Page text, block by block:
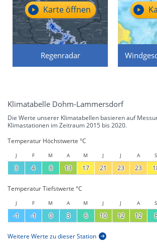
Regenradar
Karte öffnen
Klimatabelle Dohm-Lammersdorf
Die Werte unserer Klimatabellen basieren auf
Klimastationen im Zeitraum 2015 bis 2020.
Temperatur Höchstwerte °C
J F M A M J J A S
3 4 8 13 17 21 23 23
Temperatur Tiefstwerte °C
J F M A M J J A S
-1 -1 0 3 6 10 12 12
Weitere Werte zu dieser Station